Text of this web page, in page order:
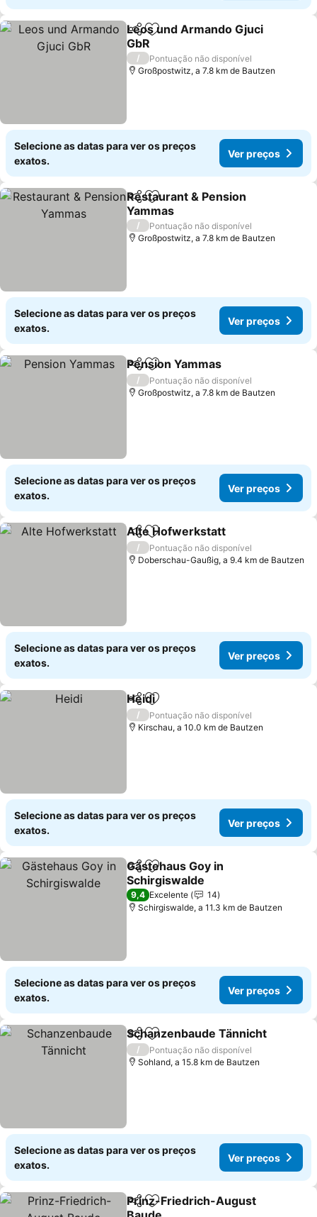
PartilharAdicionar aos favoritos
Leos und Armando Gjuci
GbR
/
Pontuação não disponível
Großpostwitz, a 7.8 km de Bautzen
Selecione as datas para ver os preços
exatos.
Ver preços
PartilharAdicionar aos favoritos
Restaurant & Pension
Yammas
/
Pontuação não disponível
Großpostwitz, a 7.8 km de Bautzen
Selecione as datas para ver os preços
exatos.
Ver preços
PartilharAdicionar aos favoritos
Pension Yammas
/
Pontuação não disponível
Großpostwitz, a 7.8 km de Bautzen
Selecione as datas para ver os preços
exatos.
Ver preços
PartilharAdicionar aos favoritos
Alte Hofwerkstatt
/
Pontuação não disponível
Doberschau-Gaußig, a 9.4 km de Bautzen
Selecione as datas para ver os preços
exatos.
Ver preços
PartilharAdicionar aos favoritos
Heidi
/
Pontuação não disponível
Kirschau, a 10.0 km de Bautzen
Selecione as datas para ver os preços
exatos.
Ver preços
PartilharAdicionar aos favoritos
Gästehaus Goy in
Schirgiswalde
9,4 Excelente
14
Schirgiswalde, a 11.3 km de Bautzen
Selecione as datas para ver os preços
exatos.
Ver preços
PartilharAdicionar aos favoritos
Schanzenbaude Tännicht
/
Pontuação não disponível
Sohland, a 15.8 km de Bautzen
Selecione as datas para ver os preços
exatos.
Ver preços
PartilharAdicionar aos favoritos
Prinz-Friedrich-August